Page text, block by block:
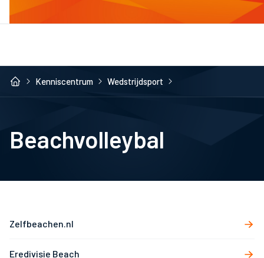
Kenniscentrum Wedstrijdsport
Beachvolleybal
Zelfbeachen.nl
Eredivisie Beach